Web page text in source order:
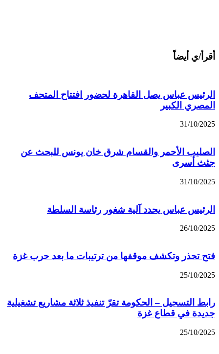
أقرأ/ي أيضاً
الرئيس عباس يصل القاهرة لحضور افتتاح المتحف
المصري الكبير
31/10/2025
الصليب الأحمر والقسام شرق خان يونس للبحث عن
جثث أسرى
31/10/2025
الرئيس عباس يحدد آلية شغور رئاسة السلطة
26/10/2025
فتح تحذر وتكشف موقفها من ترتيبات ما بعد حرب غزة
25/10/2025
رابط التسجيل – الحكومة تقرّ تنفيذ ثلاثة مشاريع تشغيلية
جديدة في قطاع غزة
25/10/2025